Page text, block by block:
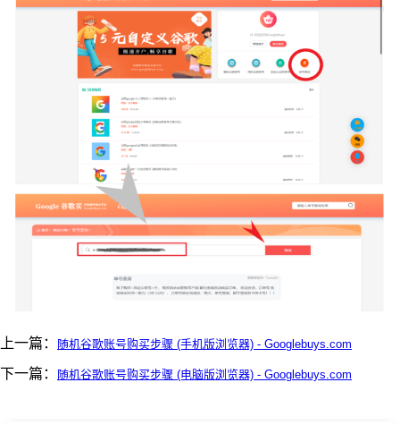
上一篇： 随机谷歌账号购买步骤 (手机版浏览器) - Googlebuys.com
下一篇： 随机谷歌账号购买步骤 (电脑版浏览器) - Googlebuys.com